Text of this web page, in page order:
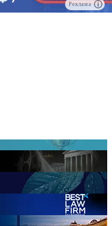
Реклама